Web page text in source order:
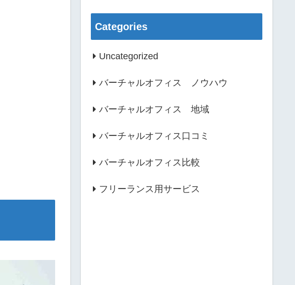
Categories
Uncategorized
バーチャルオフィス ノウハウ
バーチャルオフィス 地域
バーチャルオフィス口コミ
バーチャルオフィス比較
フリーランス用サービス